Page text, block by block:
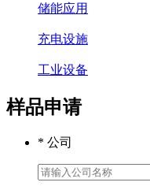
储能应用
充电设施
工业设备
样品申请
* 公司